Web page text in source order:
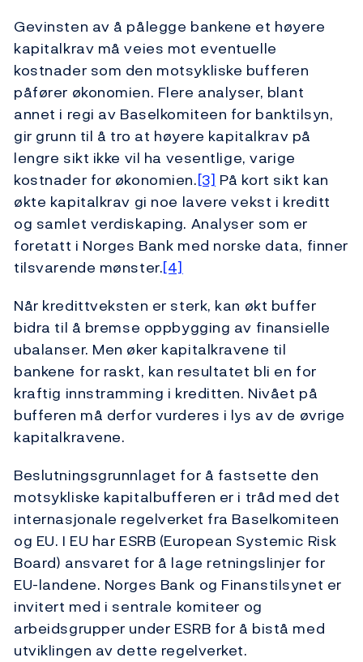
Gevinsten av å pålegge bankene et høyere
kapitalkrav må veies mot eventuelle
kostnader som den motsykliske bufferen
påfører økonomien. Flere analyser, blant
annet i regi av Baselkomiteen for banktilsyn,
gir grunn til å tro at høyere kapitalkrav på
lengre sikt ikke vil ha vesentlige, varige
kostnader for økonomien.[3] På kort sikt kan
økte kapitalkrav gi noe lavere vekst i kreditt
og samlet verdiskaping. Analyser som er
foretatt i Norges Bank med norske data, finner
tilsvarende mønster.[4]
Når kredittveksten er sterk, kan økt buffer
bidra til å bremse oppbygging av finansielle
ubalanser. Men øker kapitalkravene til
bankene for raskt, kan resultatet bli en for
kraftig innstramming i kreditten. Nivået på
bufferen må derfor vurderes i lys av de øvrige
kapitalkravene.
Beslutningsgrunnlaget for å fastsette den
motsykliske kapitalbufferen er i tråd med det
internasjonale regelverket fra Baselkomiteen
og EU. I EU har ESRB (European Systemic Risk
Board) ansvaret for å lage retningslinjer for
EU-landene. Norges Bank og Finanstilsynet er
invitert med i sentrale komiteer og
arbeidsgrupper under ESRB for å bistå med
utviklingen av dette regelverket.